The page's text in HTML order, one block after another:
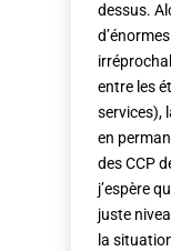
dessus.
entre les
services),
en
des CCP
j’espère
juste
la